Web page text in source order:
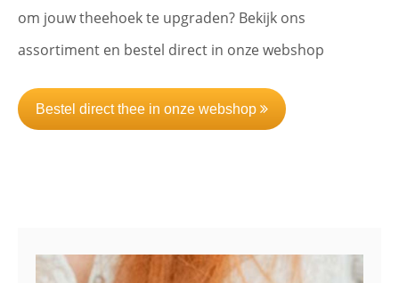
om jouw theehoek te upgraden? Bekijk ons
assortiment en bestel direct in onze webshop
Bestel direct thee in onze webshop